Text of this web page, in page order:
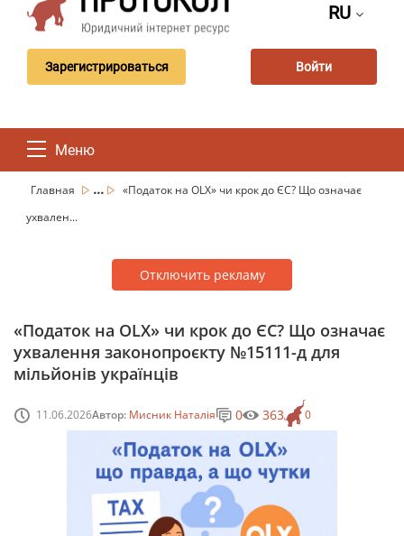
RU
Зарегистрироваться Войти
Меню
Главная ...
«Податок на OLX» чи крок до ЄС? Що означає
ухвален...
Отключить рекламу
«Податок на OLX» чи крок до ЄС? Що означає
ухвалення законопроєкту №15111-д для
мільйонів українців
11.06.2026Автор: Мисник Наталія 0
0 363